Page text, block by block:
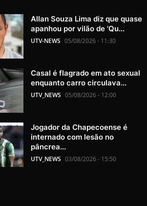
Allan Souza Lima diz que quase
apanhou por vilão de 'Qu...
UTV-NEWS 05/08/2026 - 11:30
Casal é flagrado em ato sexual
enquanto carro circulava...
UTV_NEWS 05/08/2026 - 12:00
Jogador da Chapecoense é
internado com lesão no
pâncrea...
UTV_NEWS 03/08/2026 - 15:50